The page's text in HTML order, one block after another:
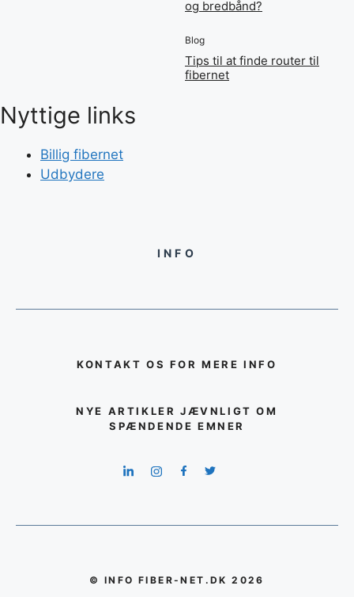
og bredbånd?
Blog
Tips til at finde router til
fibernet
Nyttige links
Billig fibernet
Udbydere
INFO
KONTAKT OS FOR MERE INFO
NYE ARTIKLER JÆVNLIGT OM
SPÆNDENDE EMNER
© INFO FIBER-NET.DK 2026